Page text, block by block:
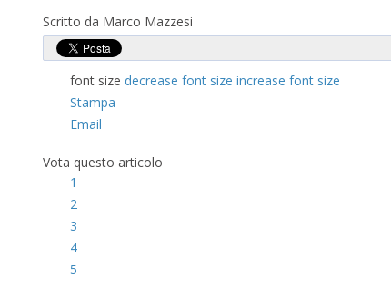
Scritto da Marco Mazzesi
font size decrease font size increase font size
Stampa
Email
Vota questo articolo
1
2
3
4
5